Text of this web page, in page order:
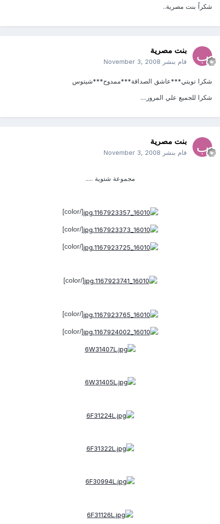
شكراً بنت مصرية..
بنت مصرية
قام بنشر November 3, 2008
شكرا تويتي***عاشق الصداقة***ممدوح***شيتوس
شكرا للجميع علي المرور....
بنت مصرية
قام بنشر November 3, 2008
مجموعة شتوية .....
[/color]
[/color]
[/color]
[/color]
[/color]
[/color]